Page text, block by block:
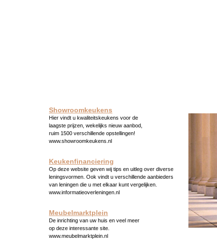
Showroomkeukens
Hier vindt u kwaliteitskeukens voor de
laagste prijzen, wekelijks nieuw aanbod,
ruim 1500 verschillende opstellingen!
www.showroomkeukens.nl
Keukenfinanciering
Op deze website geven wij tips en uitleg over diverse
leningsvormen. Ook vindt u verschillende aanbieders
van leningen die u met elkaar kunt vergelijken.
www.informatieoverleningen.nl
Meubelmarktplein
De inrichting van uw huis en veel meer
op deze interessante site.
www.meubelmarktplein.nl